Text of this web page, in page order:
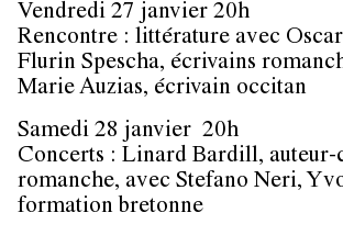
Vendredi 27 janvier 20h
Rencontre : littérature avec
Flurin Spescha, écrivains
Marie Auzias, écrivain occitan
Samedi 28 janvier 20h
Concerts : Linard Bardill, auteur-
romanche, avec Stefano Neri,
formation bretonne